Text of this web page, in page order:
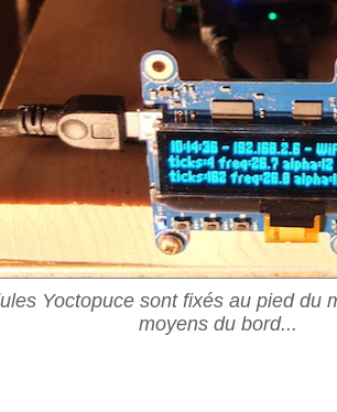
Yoctopuce sont fixés au pied du
moyens du bord...